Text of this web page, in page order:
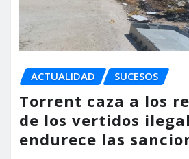
ACTUALIDAD SUCESOS
Torrent caza a los
de los vertidos
endurece las